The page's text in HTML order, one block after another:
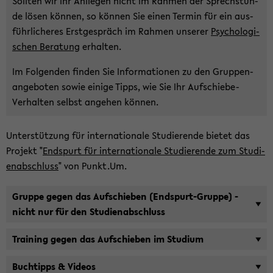
de lösen kön­nen, so kön­nen Sie einen Ter­min für ein aus­
führ­li­che­res Erst­ge­spräch im Rah­men un­se­rer Psy­cho­lo­gi­
schen Be­ra­tung er­hal­ten.
Im Fol­gen­den fin­den Sie In­for­ma­tio­nen zu den Grup­pen­
an­ge­bo­ten sowie ei­ni­ge Tipps, wie Sie Ihr Aufschiebe-​
Verhalten selbst an­ge­hen kön­nen.
Un­ter­stüt­zung für in­ter­na­tio­na­le Stu­die­ren­de bie­tet das
Pro­jekt "End­spurt für in­ter­na­tio­na­le Stu­die­ren­de zum Stu­di­
en­ab­schluss" von Punkt.Um.
Grup­pe gegen das Auf­schie­ben (Endspurt-​Gruppe) -
nicht nur für den Stu­di­en­ab­schluss
Trai­ning gegen das Auf­schie­ben im Stu­di­um
Buch­tipps & Vi­de­os